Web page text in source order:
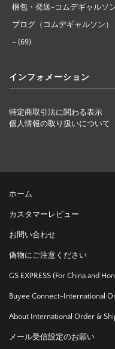
梱包・発送-コムデギャルソ
ブログ（コムデギャルソン）
– (69)
インフォメーション
特定商取引法に関わる表示
個人情報の取り扱いについて
ホーム
カスタマーレビュー
お問い合わせ
偽物にご注意ください
GS EXPRESS (For China and
Buyee Connect-International
About International Order &
メール受信設定のお願い